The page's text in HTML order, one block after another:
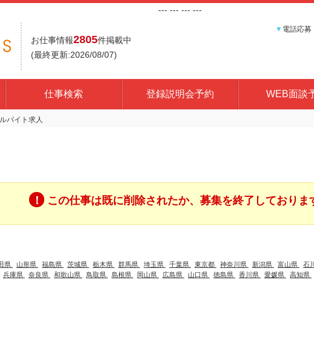
--- --- --- ---
お仕事情報2805件掲載中
(最終更新:2026/08/07)
▼ 電話応募
仕事検索 登録説明会予約 WEB面談
この仕事は既に削除されたか、募集を終了しておりま
県 山形県 福島県 茨城県 栃木県 群馬県 埼玉県 千葉県 東京都 神奈川県 新潟県 富山県 石
兵庫県 奈良県 和歌山県 鳥取県 島根県 岡山県 広島県 山口県 徳島県 香川県 愛媛県 高知県